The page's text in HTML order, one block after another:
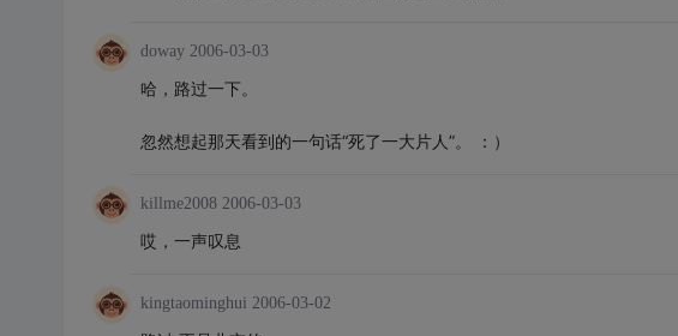
doway 2006-03-03
哈，路过一下。
忽然想起那天看到的一句话“死了一大片人”。 ：）
killme2008 2006-03-03
哎，一声叹息
kingtaominghui 2006-03-02